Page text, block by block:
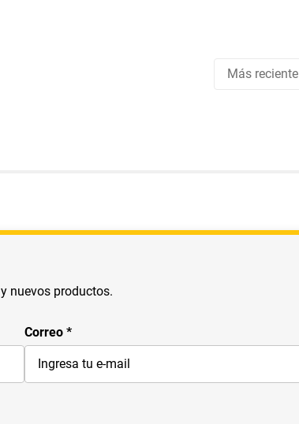
Más reciente
nuevos productos.
Correo